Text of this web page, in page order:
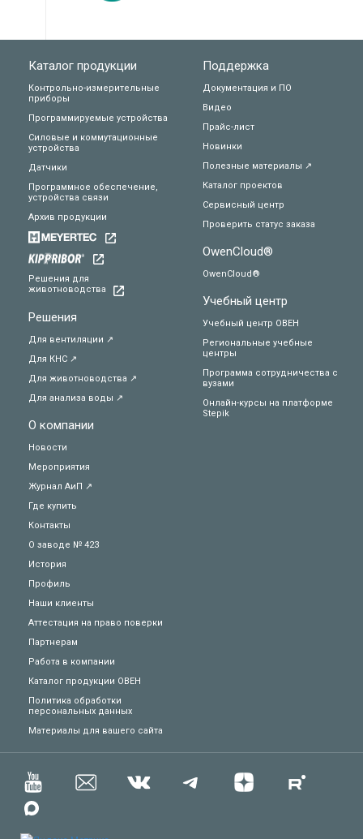
Каталог продукции
Контрольно-измерительные
приборы
Программируемые устройства
Силовые и коммутационные
устройства
Датчики
Программное обеспечение,
устройства связи
Архив продукции
Решения для
животноводства
Решения
Для вентиляции ↗
Для КНС ↗
Для животноводства ↗
Для анализа воды ↗
О компании
Новости
Мероприятия
Журнал АиП ↗
Где купить
Контакты
О заводе № 423
История
Профиль
Наши клиенты
Аттестация на право поверки
Партнерам
Работа в компании
Каталог продукции ОВЕН
Политика обработки
персональных данных
Материалы для вашего сайта
Поддержка
Документация и ПО
Видео
Прайс-лист
Новинки
Полезные материалы ↗
Каталог проектов
Сервисный центр
Проверить статус заказа
OwenCloud®
OwenCloud®
Учебный центр
Учебный центр ОВЕН
Региональные учебные
центры
Программа сотрудничества с
вузами
Онлайн-курсы на платформе
Stepik